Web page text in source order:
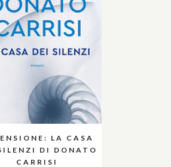
LA CASA
DI DONATO
CARRISI